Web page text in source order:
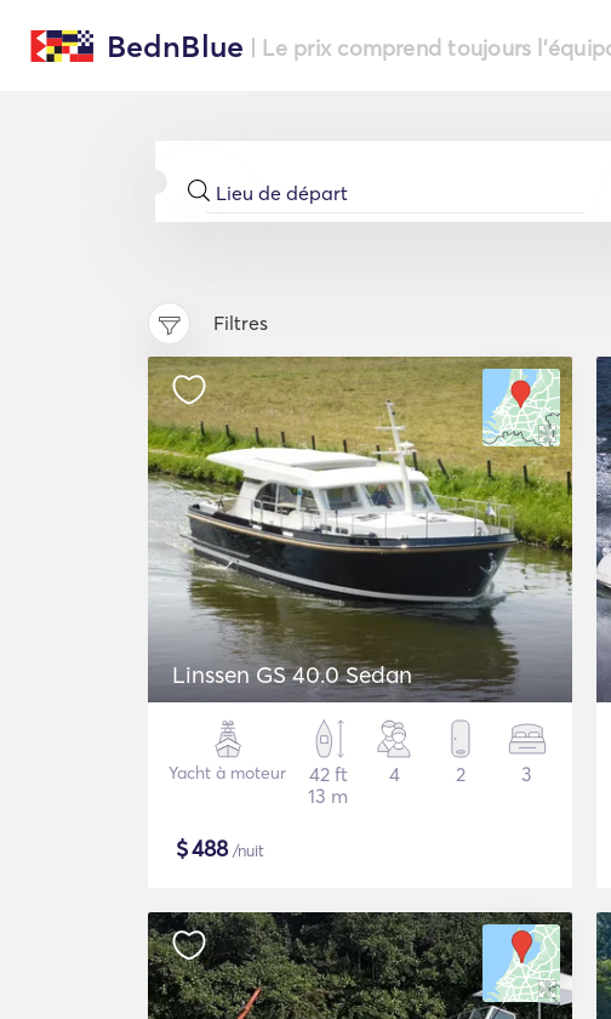
BednBlue | Le prix comprend toujours
Filtres
Linssen GS 40.0 Sedan
Yacht à moteur
42 ft
13 m
4 2 3
$488/nuit